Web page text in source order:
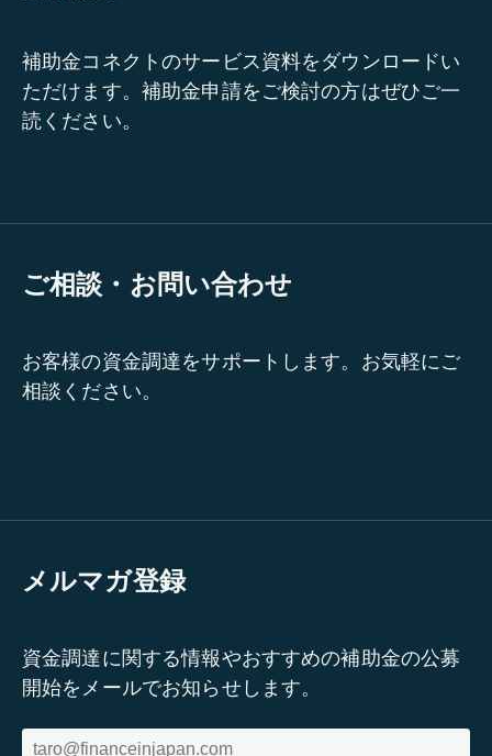
補助金コネクトのサービス資料をダウンロードい
ただけます。補助金申請をご検討の方はぜひご一
読ください。
ご相談・お問い合わせ
お客様の資金調達をサポートします。お気軽にご
相談ください。
メルマガ登録
資金調達に関する情報やおすすめの補助金の公募
開始をメールでお知らせします。